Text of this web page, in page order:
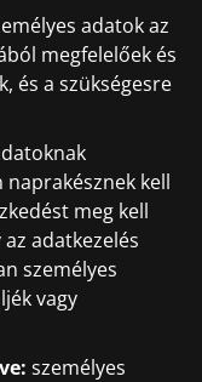
adatok az
megfelelőek és
és a szükségesre
naprakésznek kell
meg kell
adatkezelés
személyes
vagy
személyes